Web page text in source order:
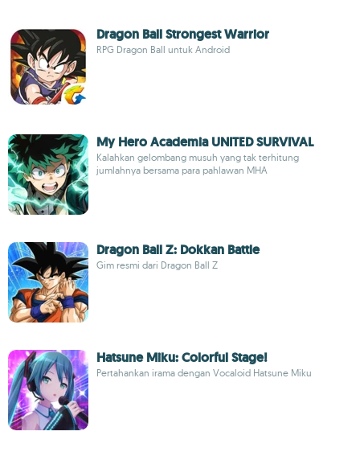
Dragon Ball Strongest Warrior
RPG Dragon Ball untuk Android
My Hero Academia UNITED SURVIVAL
Kalahkan gelombang musuh yang tak terhitung
jumlahnya bersama para pahlawan MHA
Dragon Ball Z: Dokkan Battle
Gim resmi dari Dragon Ball Z
Hatsune Miku: Colorful Stage!
Pertahankan irama dengan Vocaloid Hatsune Miku